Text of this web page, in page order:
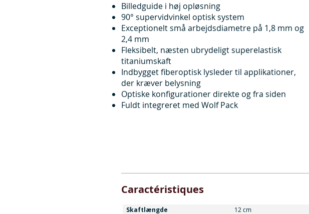
Billedguide i høj opløsning
90° supervidvinkel optisk system
Exceptionelt små arbejdsdiametre på 1,8 mm og
2,4 mm
Fleksibelt, næsten ubrydeligt superelastisk
titaniumskaft
Indbygget fiberoptisk lysleder til applikationer,
der kræver belysning
Optiske konfigurationer direkte og fra siden
Fuldt integreret med Wolf Pack
Caractéristiques
Skaftlængde 12 cm